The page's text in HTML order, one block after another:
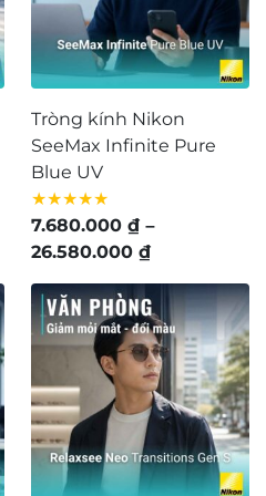
mạnh với mức giá vô
năng vượt trội sau đây:
Tròng kính Nikon
SeeMax Infinite Pure
Blue UV
★★★★★
7.680.000 ₫ –
26.580.000 ₫Khoảng
từ
7.680.000 ₫
đến
26.580.000